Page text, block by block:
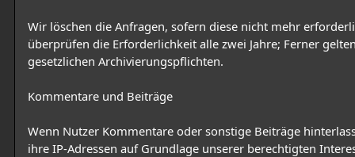
Wir löschen die Anfragen, sofern diese nicht mehr
überprüfen die Erforderlichkeit alle zwei Jahre; Ferner
gesetzlichen Archivierungspflichten.
Kommentare und Beiträge
Wenn Nutzer Kommentare oder sonstige Beiträge
ihre IP-Adressen auf Grundlage unserer berechtigten